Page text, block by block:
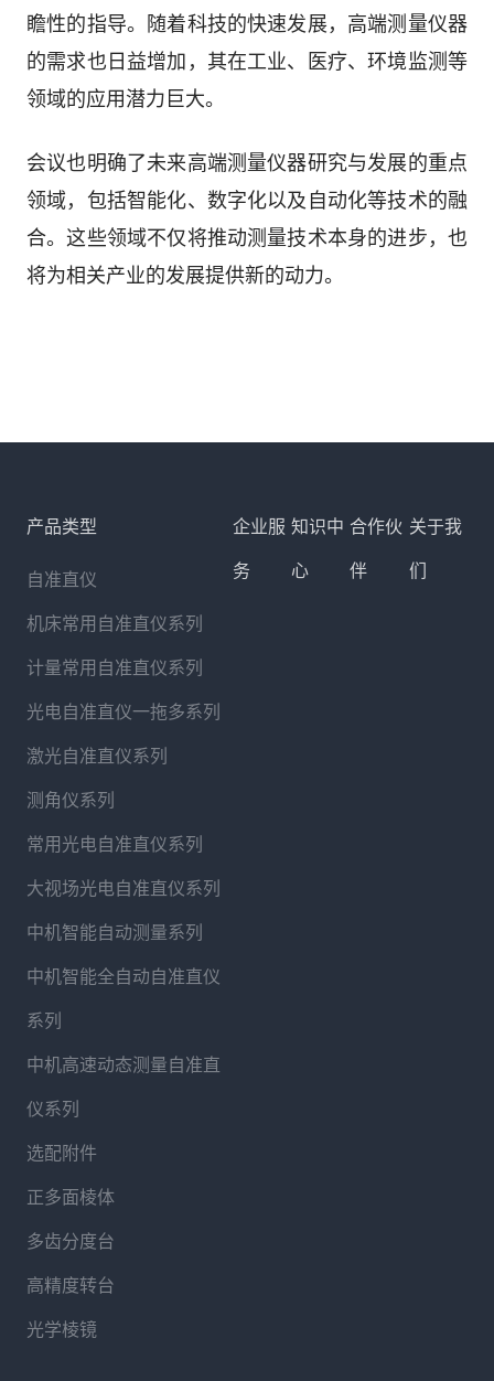
瞻性的指导。随着科技的快速发展，高端测量仪器
的需求也日益增加，其在工业、医疗、环境监测等
领域的应用潜力巨大。
会议也明确了未来高端测量仪器研究与发展的重点
领域，包括智能化、数字化以及自动化等技术的融
合。这些领域不仅将推动测量技术本身的进步，也
将为相关产业的发展提供新的动力。
产品类型
自准直仪
机床常用自准直仪系列
计量常用自准直仪系列
光电自准直仪一拖多系列
激光自准直仪系列
测角仪系列
常用光电自准直仪系列
大视场光电自准直仪系列
中机智能自动测量系列
中机智能全自动自准直仪
系列
中机高速动态测量自准直
仪系列
选配附件
正多面棱体
多齿分度台
高精度转台
光学棱镜
企业服
务
知识中
心
合作伙
伴
关于我
们